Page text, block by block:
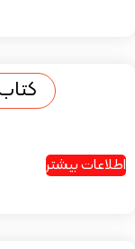
اطلاعات بیشتر